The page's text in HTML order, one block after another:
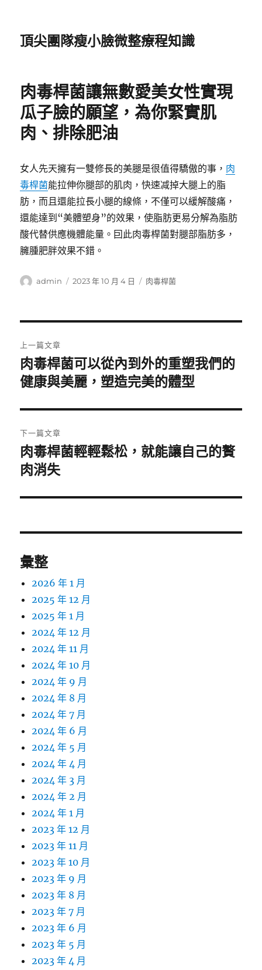
頂尖團隊瘦小臉微整療程知識
肉毒桿菌讓無數愛美女性實現
瓜子臉的願望，為你緊實肌
肉、排除肥油
女人先天擁有一雙修長的美腿是很值得驕傲的事， 肉
毒桿菌能拉伸你腿部的肌肉，快速减掉大腿上的脂
肪，而且還能拉長小腿的線條，不僅可以緩解酸痛，
還能達到“美體塑身”的效果，使脂肪更易分解為脂肪
酸代替供應機體能量。囙此肉毒桿菌對腿部脂肪多，
臃腫肥胖效果不錯。
作
admin
發
2023 年 10 月 4 日
分
肉毒桿菌
章
導
覽
上一篇文章
上
一
文
章:
肉毒桿菌可以從內到外的重塑我們的
健康與美麗，塑造完美的體型
下一篇文章
下
一
文
肉毒桿菌輕輕鬆松，就能讓自己的贅
肉消失
彙整
2026 年 1 月
2025 年 12 月
2025 年 1 月
2024 年 12 月
2024 年 11 月
2024 年 10 月
2024 年 9 月
2024 年 8 月
2024 年 7 月
2024 年 6 月
2024 年 5 月
2024 年 4 月
2024 年 3 月
2024 年 2 月
2024 年 1 月
2023 年 12 月
2023 年 11 月
2023 年 10 月
2023 年 9 月
2023 年 8 月
2023 年 7 月
2023 年 6 月
2023 年 5 月
2023 年 4 月